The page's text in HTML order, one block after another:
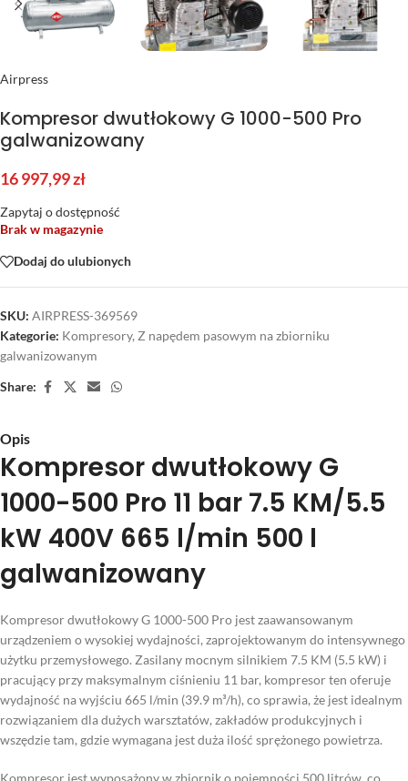
Airpress
Kompresor dwutłokowy G 1000-500 Pro
galwanizowany
16 997,99zł
Zapytaj o dostępność
Brak w magazynie
Dodaj do ulubionych
SKU: AIRPRESS-369569
Kategorie: Kompresory, Z napędem pasowym na zbiorniku
galwanizowanym
Share:
Opis
Kompresor dwutłokowy G
1000-500 Pro 11 bar 7.5 KM/5.5
kW 400V 665 l/min 500 l
galwanizowany
Kompresor dwutłokowy G 1000-500 Pro jest zaawansowanym
urządzeniem o wysokiej wydajności, zaprojektowanym do intensywnego
użytku przemysłowego. Zasilany mocnym silnikiem 7.5 KM (5.5 kW) i
pracujący przy maksymalnym ciśnieniu 11 bar, kompresor ten oferuje
wydajność na wyjściu 665 l/min (39.9 m³/h), co sprawia, że jest idealnym
rozwiązaniem dla dużych warsztatów, zakładów produkcyjnych i
wszędzie tam, gdzie wymagana jest duża ilość sprężonego powietrza.
Kompresor jest wyposażony w zbiornik o pojemności 500 litrów, co